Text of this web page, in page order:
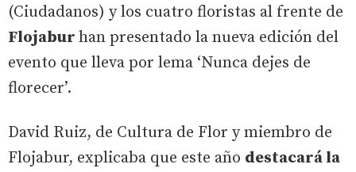
(Ciudadanos) y los cuatro floristas al frente de
Flojabur han presentado la nueva edición del
evento que lleva por lema ‘Nunca dejes de
florecer’.
David Ruiz, de Cultura de Flor y miembro de
Flojabur, explicaba que este año destacará la